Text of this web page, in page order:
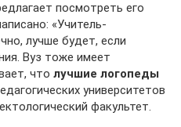
посмотреть его
«Учитель-
лучше будет, если
Вуз тоже имеет
что лучшие логопеды
университетов
факультет.